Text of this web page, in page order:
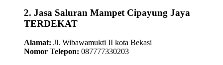
2. Jasa Saluran Mampet Cipayung Jaya
TERDEKAT
Alamat: Jl. Wibawamukti II kota Bekasi
Nomor Telepon: 087777330203